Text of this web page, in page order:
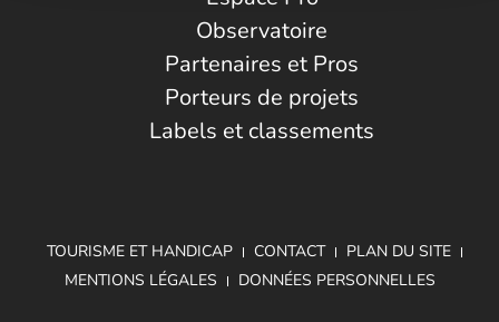
Observatoire
Partenaires et Pros
Porteurs de projets
Labels et classements
TOURISME ET HANDICAP CONTACT
PLAN DU SITE
MENTIONS LÉGALES
DONNÉES PERSONNELLES